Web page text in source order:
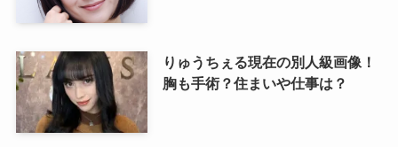
りゅうちぇる現在の別人級画像！
胸も手術？住まいや仕事は？